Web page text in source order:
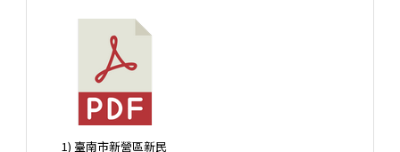
1) 臺南市新營區新民